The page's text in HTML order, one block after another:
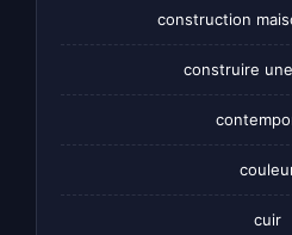
construction
construire
cuir